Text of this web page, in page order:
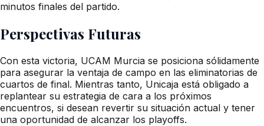
minutos finales del partido.
Perspectivas Futuras
Con esta victoria, UCAM Murcia se posiciona sólidamente
para asegurar la ventaja de campo en las eliminatorias de
cuartos de final. Mientras tanto, Unicaja está obligado a
replantear su estrategia de cara a los próximos
encuentros, si desean revertir su situación actual y tener
una oportunidad de alcanzar los playoffs.